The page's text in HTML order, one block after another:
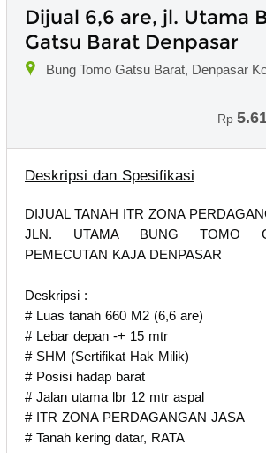
Dijual 6,6 are, jl. Utama
Gatsu Barat Denpasar
Bung Tomo Gatsu Barat, Denpasar
Rp
Deskripsi dan Spesifikasi
DIJUAL TANAH ITR ZONA
JLN. UTAMA BUNG TOMO
PEMECUTAN KAJA DENPASAR
Deskripsi :
# Luas tanah 660 M2 (6,6 are)
# Lebar depan -+ 15 mtr
# SHM (Sertifikat Hak Milik)
# Posisi hadap barat
# Jalan utama lbr 12 mtr aspal
# ITR ZONA PERDAGANGAN JASA
# Tanah kering datar, RATA